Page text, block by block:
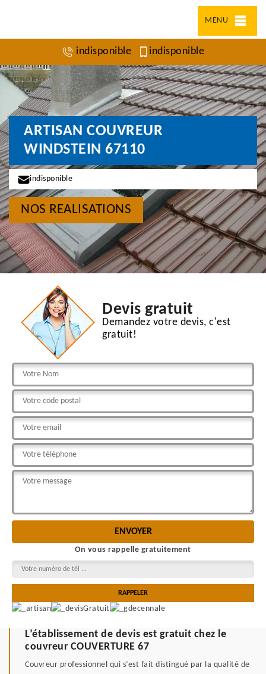
MENU
indisponible indisponible
ARTISAN COUVREUR
WINDSTEIN 67110
indisponible
NOS REALISATIONS
Devis gratuit
Demandez votre devis, c'est
gratuit!
On vous rappelle gratuitement
L’établissement de devis est gratuit chez le
couvreur COUVERTURE 67
Couvreur professionnel qui s’est fait distingué par la qualité de